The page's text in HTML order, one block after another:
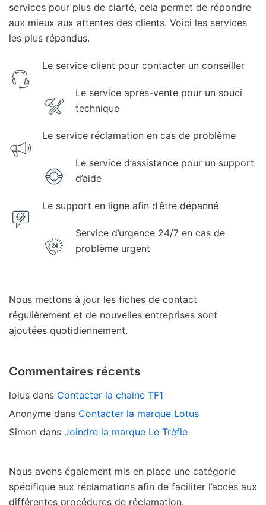
services pour plus de clarté, cela permet de répondre
aux mieux aux attentes des clients. Voici les services
les plus répandus.
Le service client pour contacter un conseiller
Le service après-vente pour un souci
technique
Le service réclamation en cas de problème
Le service d’assistance pour un support
d’aide
Le support en ligne afin d’être dépanné
Service d’urgence 24/7 en cas de
problème urgent
Nous mettons à jour les fiches de contact
régulièrement et de nouvelles entreprises sont
ajoutées quotidiennement.
Commentaires récents
loius dans Contacter la chaîne TF1
Anonyme dans Contacter la marque Lotus
Simon dans Joindre la marque Le Trèfle
Nous avons également mis en place une catégorie
spécifique aux réclamations afin de faciliter l’accès aux
différentes procédures de réclamation.